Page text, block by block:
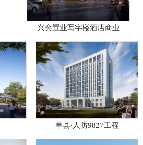
兴奕置业写字楼酒店商业
单县·人防9827工程